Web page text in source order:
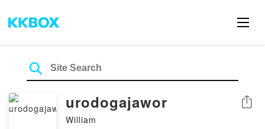
urodogajawor
William
Share